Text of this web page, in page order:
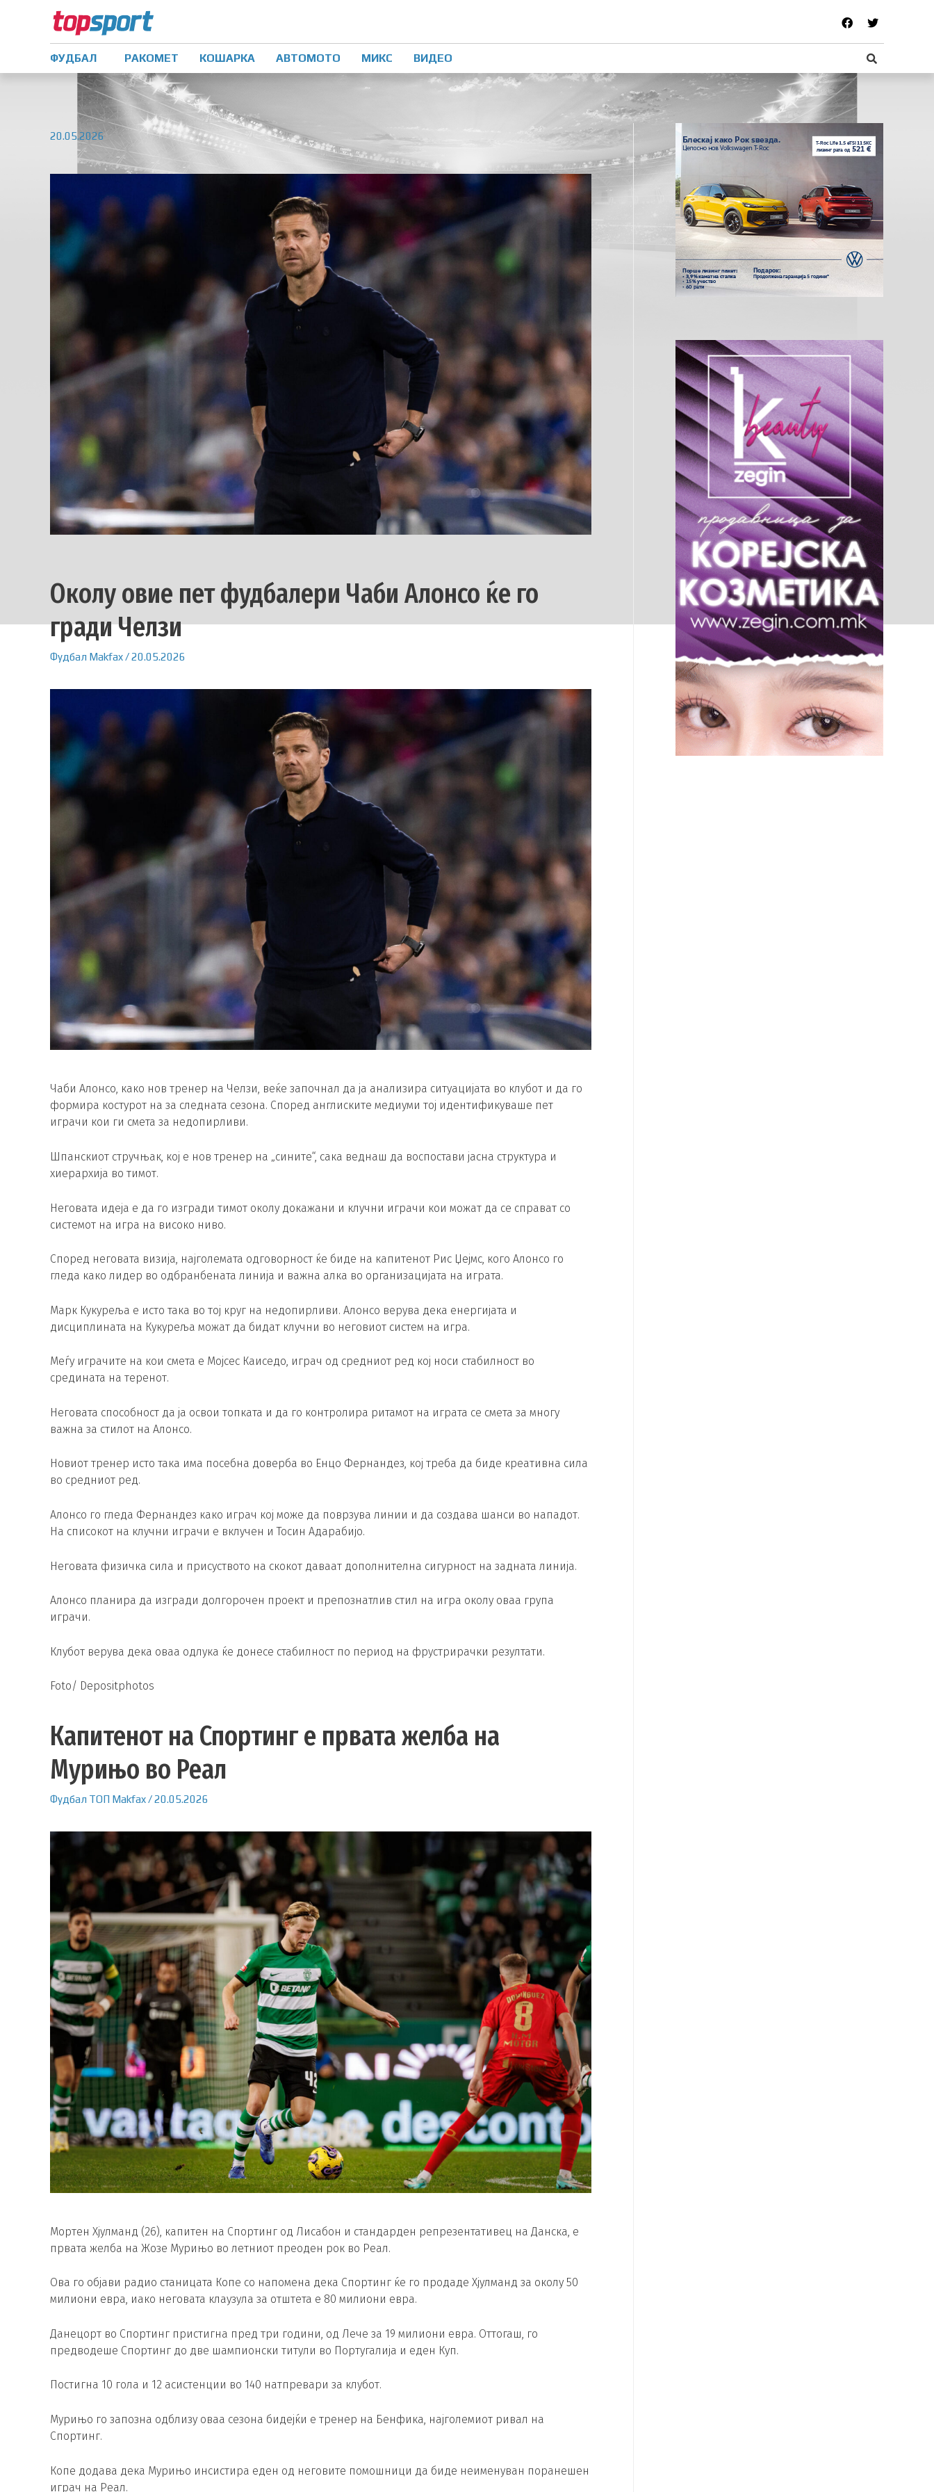
ФУДБАЛ РАКОМЕТ КОШАРКА АВТОМОТО МИКС ВИДЕО
20.05.2026
Околу овие пет фудбалери Чаби Алонсо ќе го
гради Челзи
Фудбал Makfax/20.05.2026
Чаби Алонсо, како нов тренер на Челзи, веќе започнал да ја анализира ситуацијата во клубот и да го
формира костурот на за следната сезона. Според англиските медиуми тој идентификуваше пет
играчи кои ги смета за недопирливи.
Шпанскиот стручњак, кој е нов тренер на „сините“, сака веднаш да воспостави јасна структура и
хиерархија во тимот.
Неговата идеја е да го изгради тимот околу докажани и клучни играчи кои можат да се справат со
системот на игра на високо ниво.
Според неговата визија, најголемата одговорност ќе биде на капитенот Рис Џејмс, кого Алонсо го
гледа како лидер во одбранбената линија и важна алка во организацијата на играта.
Марк Кукуреља е исто така во тој круг на недопирливи. Алонсо верува дека енергијата и
дисциплината на Кукуреља можат да бидат клучни во неговиот систем на игра.
Меѓу играчите на кои смета е Мојсес Каиседо, играч од средниот ред кој носи стабилност во
средината на теренот.
Неговата способност да ја освои топката и да го контролира ритамот на играта се смета за многу
важна за стилот на Алонсо.
Новиот тренер исто така има посебна доверба во Енцо Фернандез, кој треба да биде креативна сила
во средниот ред.
Алонсо го гледа Фернандез како играч кој може да поврзува линии и да создава шанси во нападот.
На списокот на клучни играчи е вклучен и Тосин Адарабијо.
Неговата физичка сила и присуството на скокот даваат дополнителна сигурност на задната линија.
Алонсо планира да изгради долгорочен проект и препознатлив стил на игра околу оваа група
играчи.
Клубот верува дека оваа одлука ќе донесе стабилност по период на фрустрирачки резултати.
Foto/ Depositphotos
Капитенот на Спортинг е првата желба на
Мурињо во Реал
Фудбал ТОП Makfax/20.05.2026
Мортен Хјулманд (26), капитен на Спортинг од Лисабон и стандарден репрезентативец на Данска, е
првата желба на Жозе Мурињо во летниот преоден рок во Реал.
Ова го објави радио станицата Копе со напомена дека Спортинг ќе го продаде Хјулманд за околу 50
милиони евра, иако неговата клаузула за отштета е 80 милиони евра.
Данецорт во Спортинг пристигна пред три години, од Лече за 19 милиони евра. Оттогаш, го
предводеше Спортинг до две шампионски титули во Португалија и еден Куп.
Постигна 10 гола и 12 асистенции во 140 натпревари за клубот.
Мурињо го запозна одблизу оваа сезона бидејќи е тренер на Бенфика, најголемиот ривал на
Спортинг.
Копе додава дека Мурињо инсистира еден од неговите помошници да биде неименуван поранешен
играч на Реал.